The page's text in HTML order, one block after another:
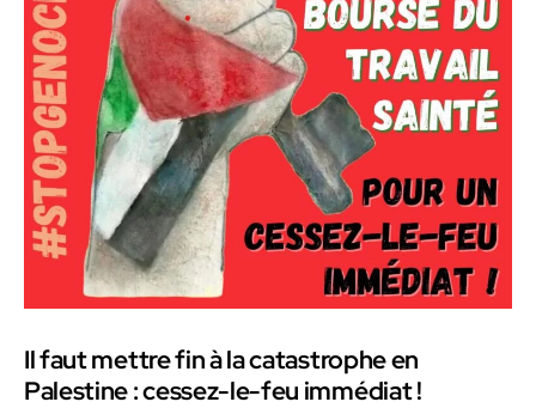
Il faut mettre fin à la catastrophe en
Palestine : cessez-le-feu immédiat !